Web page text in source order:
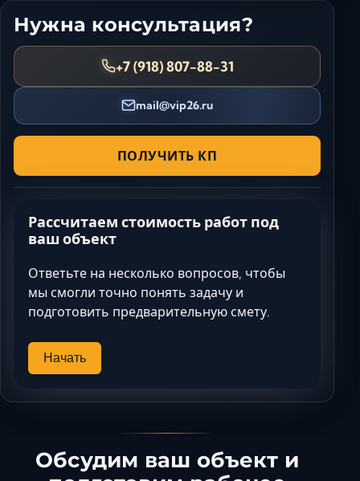
Нужна консультация?
+7 (918) 807-88-31
mail@vip26.ru
ПОЛУЧИТЬ КП
Рассчитаем стоимость работ под
ваш объект
Ответьте на несколько вопросов, чтобы
мы смогли точно понять задачу и
подготовить предварительную смету.
Начать
Обсудим ваш объект и